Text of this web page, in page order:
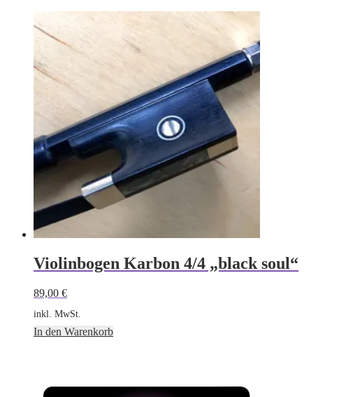
Violinbogen Karbon 4/4 „black soul“
89,00 €
inkl. MwSt.
In den Warenkorb